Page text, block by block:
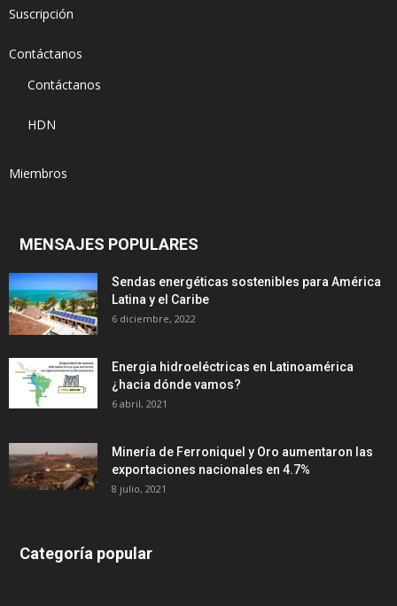
Suscripción
Contáctanos
Contáctanos
HDN
Miembros
MENSAJES POPULARES
Sendas energéticas sostenibles para América
Latina y el Caribe
6 diciembre, 2022
Energia hidroeléctricas en Latinoamérica
¿hacia dónde vamos?
6 abril, 2021
Minería de Ferroniquel y Oro aumentaron las
exportaciones nacionales en 4.7%
8 julio, 2021
Categoría popular